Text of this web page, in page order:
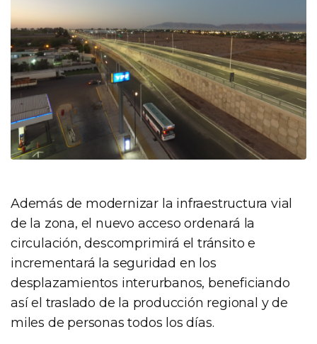
Además de modernizar la infraestructura vial
de la zona, el nuevo acceso ordenará la
circulación, descomprimirá el tránsito e
incrementará la seguridad en los
desplazamientos interurbanos, beneficiando
así el traslado de la producción regional y de
miles de personas todos los días.